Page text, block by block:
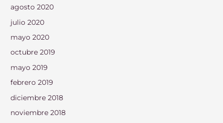
agosto 2020
julio 2020
mayo 2020
octubre 2019
mayo 2019
febrero 2019
diciembre 2018
noviembre 2018